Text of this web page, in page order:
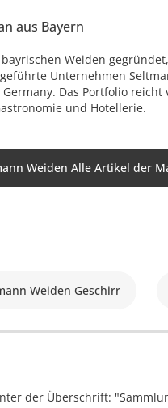
aus Bayern
bayrischen Weiden
Unternehmen
Das Portfolio
und Hotellerie.
Weiden Alle Artikel der
Weiden Geschirr
der Überschrift: